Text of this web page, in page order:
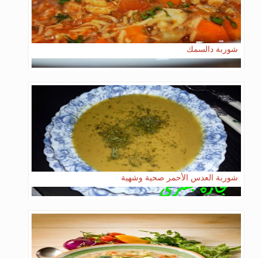
شوربة دالسمك
شوربة العدس الأحمر صحية وشهية